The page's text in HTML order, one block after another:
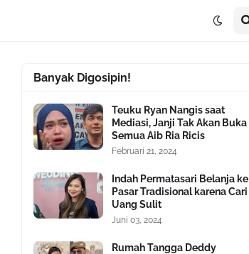
Banyak Digosipin!
Teuku Ryan Nangis saat
Mediasi, Janji Tak Akan Buka
Semua Aib Ria Ricis
Februari 21, 2024
Indah Permatasari Belanja ke
Pasar Tradisional karena Cari
Uang Sulit
Juni 03, 2024
Rumah Tangga Deddy